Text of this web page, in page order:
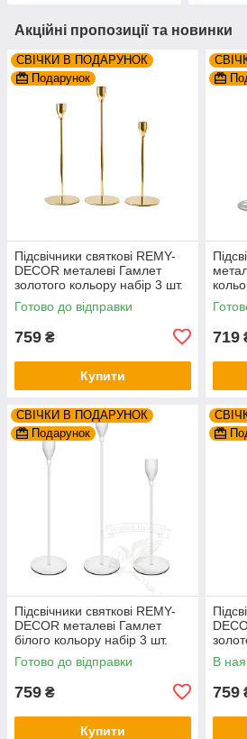
Акційні пропозиції та новинки
СВІЧКИ В ПОДАРУНОК
Подарунок
Підсвічники святкові REMY-
DEСOR металеві Гамлет
золотого кольору набір 3 шт.
висота 23см 28см 33см
Готово до відправки
759 ₴
Купити
18см
719
СВІЧКИ В ПОДАРУНОК
Подарунок
Підсвічники святкові REMY-
DEСOR металеві Гамлет
білого кольору набір 3 шт.
висота 23см 28см 33см
Готово до відправки
759 ₴
Купити
В
759